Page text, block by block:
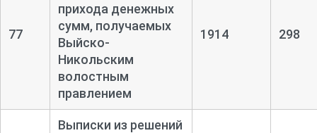
77
прихода денежных
сумм, получаемых
Выйско-
Никольским
волостным
правлением
1914 298
Выписки из решений